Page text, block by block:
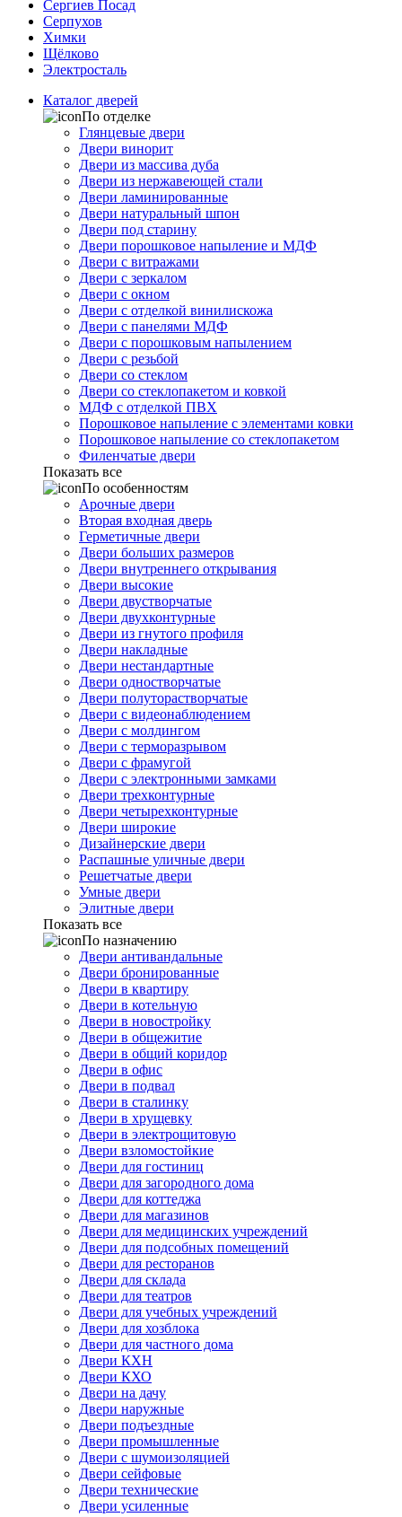
Сергиев Посад
Серпухов
Химки
Щёлково
Электросталь
Каталог дверей
По отделке
Глянцевые двери
Двери винорит
Двери из массива дуба
Двери из нержавеющей стали
Двери ламинированные
Двери натуральный шпон
Двери под старину
Двери порошковое напыление и МДФ
Двери с витражами
Двери с зеркалом
Двери с окном
Двери с отделкой винилискожа
Двери с панелями МДФ
Двери с порошковым напылением
Двери с резьбой
Двери со стеклом
Двери со стеклопакетом и ковкой
МДФ с отделкой ПВХ
Порошковое напыление с элементами ковки
Порошковое напыление со стеклопакетом
Филенчатые двери
Показать все
По особенностям
Арочные двери
Вторая входная дверь
Герметичные двери
Двери больших размеров
Двери внутреннего открывания
Двери высокие
Двери двустворчатые
Двери двухконтурные
Двери из гнутого профиля
Двери накладные
Двери нестандартные
Двери одностворчатые
Двери полуторастворчатые
Двери с видеонаблюдением
Двери с молдингом
Двери с терморазрывом
Двери с фрамугой
Двери с электронными замками
Двери трехконтурные
Двери четырехконтурные
Двери широкие
Дизайнерские двери
Распашные уличные двери
Решетчатые двери
Умные двери
Элитные двери
Показать все
По назначению
Двери антивандальные
Двери бронированные
Двери в квартиру
Двери в котельную
Двери в новостройку
Двери в общежитие
Двери в общий коридор
Двери в офис
Двери в подвал
Двери в сталинку
Двери в хрущевку
Двери в электрощитовую
Двери взломостойкие
Двери для гостиниц
Двери для загородного дома
Двери для коттеджа
Двери для магазинов
Двери для медицинских учреждений
Двери для подсобных помещений
Двери для ресторанов
Двери для склада
Двери для театров
Двери для учебных учреждений
Двери для хозблока
Двери для частного дома
Двери КХН
Двери КХО
Двери на дачу
Двери наружные
Двери подъездные
Двери промышленные
Двери с шумоизоляцией
Двери сейфовые
Двери технические
Двери усиленные